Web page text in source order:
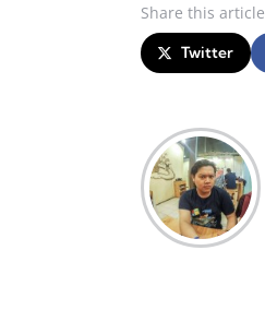
Share this article
Twitter